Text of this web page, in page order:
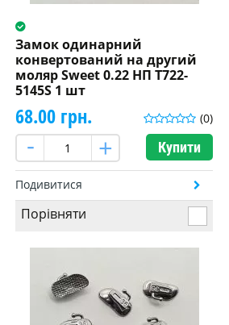
Замок одинарний
конвертований на другий
моляр Sweet 0.22 НП T722-
5145S 1 шт
(0)
68.00 грн.
Купити
Подивитися
Порівняти